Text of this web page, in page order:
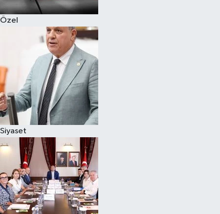
Özel
Siyaset
Magazin
Özel
Resmi İlanlar
Sağlık
Siyaset
Spor
Yaşam